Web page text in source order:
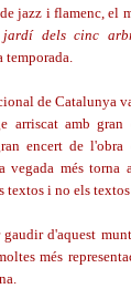
jazz i flamenc, el
dels cinc
temporada.
de Catalunya
arriscat amb
encert de l'obra
més torna
textos i no els
d'aquest
més